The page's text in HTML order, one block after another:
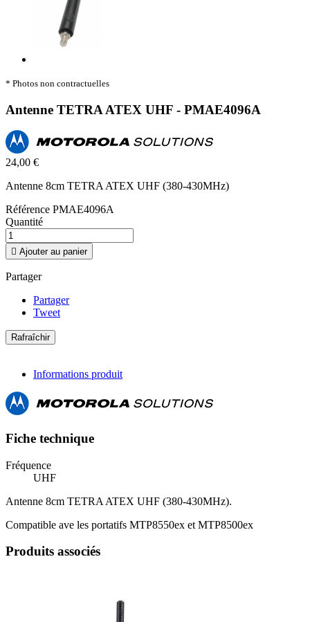
* Photos non contractuelles
Antenne TETRA ATEX UHF - PMAE4096A
24,00 €
Antenne 8cm TETRA ATEX UHF (380-430MHz)
Référence PMAE4096A
Quantité
 Ajouter au panier
Partager
Partager
Tweet
Informations produit
Fiche technique
Fréquence
UHF
Antenne 8cm TETRA ATEX UHF (380-430MHz).
Compatible ave les portatifs MTP8550ex et MTP8500ex
Produits associés